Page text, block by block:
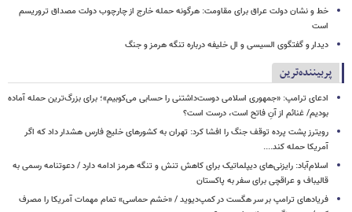
خط و نشان دولت عراق برای مقاومت: هرگونه حمله خارج از چارچوب دولت مصداق تروریسم
است
دیدار و گفتگوی السیسی و ال خلیفه درباره تنگه هرمز و جنگ
پربیننده‌ترین
ادعای ترامپ: «جمهوری اسلامی دوست‌داشتنی را حسابی می‌کوبیم»؛ برای بزرگ‌ترین حمله آماده
بودیم/ غنائم از آنِ فاتح است، درست است؟
رویترز پشت پرده توقف جنگ را افشا کرد: تهران به کشورهای خلیج فارس هشدار داد که اگر
آمریکا حمله کند....
اسلام‌آباد: رایزنی‌های دیپلماتیک برای کاهش تنش و تنگه هرمز ادامه دارد / دعوتنامه رسمی به
قالیباف و عراقچی برای سفر به پاکستان
فریادهای ترامپ بر سر هگست در کمپ‌دیوید / «خشم حماسی» تمام مهمات آمریکا را مصرف